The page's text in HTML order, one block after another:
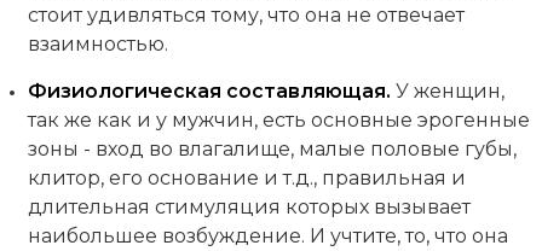
стоит удивляться тому, что она не отвечает
взаимностью.
Физиологическая составляющая. У женщин,
так же как и у мужчин, есть основные эрогенные
зоны - вход во влагалище, малые половые губы,
клитор, его основание и т.д., правильная и
длительная стимуляция которых вызывает
наибольшее возбуждение. И учтите, то, что она